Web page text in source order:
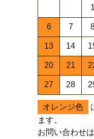
1
6 7
13 14
20 21
27 28
オレンジ色
ます。
お問い合わせ